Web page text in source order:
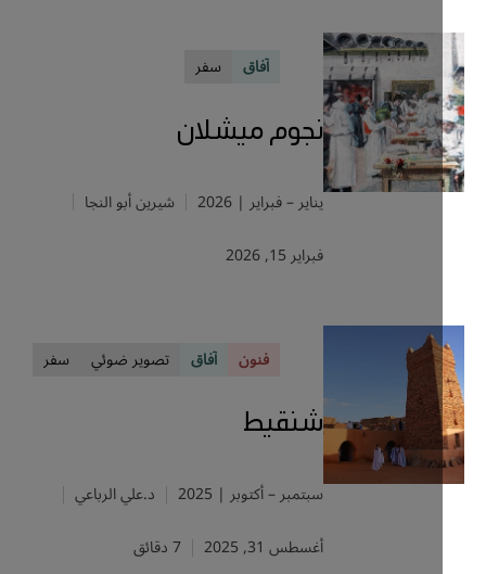
سفر
نجوم ميشلان
يناير – فبراير | 2026
شيرين أبو النجا
آفاق تصوير ضوئي سفر
شنقيط
سبتمبر – أكتوبر | 2025
د.علي الرباعي
أغسطس 31, 2025
7 دقائق